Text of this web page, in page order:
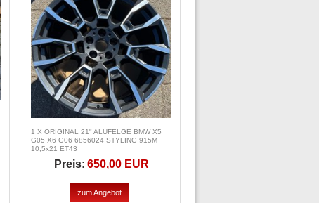
1 X ORIGINAL 21" ALUFELGE BMW X5
G05 X6 G06 6856024 STYLING 915M
10,5x21 ET43
Preis: 650,00 EUR
zum Angebot